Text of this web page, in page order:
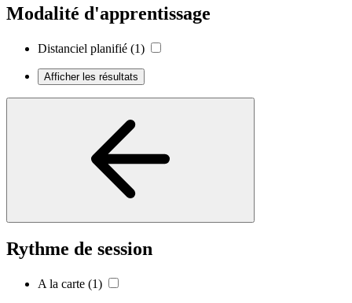
Modalité d'apprentissage
Distanciel planifié (1)
Afficher les résultats
Rythme de session
A la carte (1)